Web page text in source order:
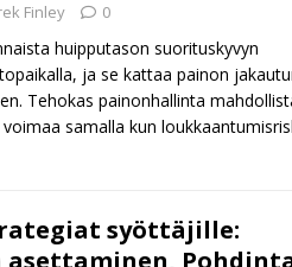
Finley 0
huipputason suorituskyvyn
ja se kattaa painon
Tehokas painonhallinta
samalla kun
syöttäjille: